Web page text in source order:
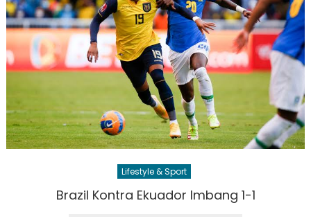
Lifestyle & Sport
Brazil Kontra Ekuador Imbang 1-1